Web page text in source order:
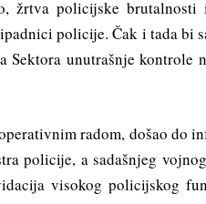
žrtva policijske brutalnosti
policije. Čak i tada bi
Sektora unutrašnje kontrole
radom, došao do
policije, a sadašnjeg
visokog policijskog